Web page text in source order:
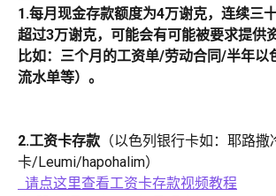
1.每月现金存款额度为4万谢克，连续三
超过3万谢克，可能会有可能被要求提供
比如：三个月的工资单/劳动合同/半年以
流水单等）。
2.工资卡存款 （以色列银行卡如：耶路
卡/Leumi/hapohalim）
  请点这里查看工资卡存款视频教程